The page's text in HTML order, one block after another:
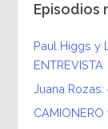
Episodios
Paul Higgs y
ENTREVISTA
Juana